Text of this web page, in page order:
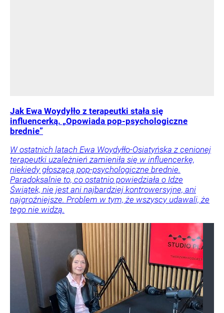
Jak Ewa Woydyłło z terapeutki stała się
influencerką. „Opowiada pop-psychologiczne
brednie”
W ostatnich latach Ewa Woydyłło-Osiatyńska z cenionej
terapeutki uzależnień zamieniła się w influencerkę,
niekiedy głoszącą pop-psychologiczne brednie.
Paradoksalnie to, co ostatnio powiedziała o Idze
Świątek, nie jest ani najbardziej kontrowersyjne, ani
najgroźniejsze. Problem w tym, że wszyscy udawali, że
tego nie widzą.